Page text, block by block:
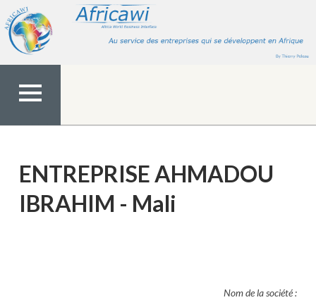
contenu
MENU
ENTREPRISE AHMADOU
IBRAHIM - Mali
Nom de la société :